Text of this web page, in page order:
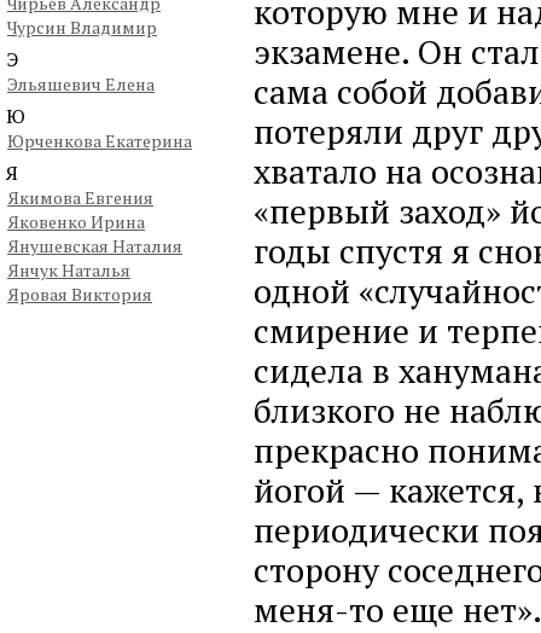
Чурсин Владимир
Э
Эльяшевич Елена
Ю
Юрченкова Екатерина
Я
Якимова Евгения
Яковенко Ирина
Янушевская Наталия
Янчук Наталья
Яровая Виктория
которую мне и
экзамене. Он
сама собой
потеряли друг
хватало на
«первый заход»
годы спустя я
одной
смирение и
сидела в
близкого не
прекрасно
йогой — кажется,
периодически
сторону
меня-то еще нет».